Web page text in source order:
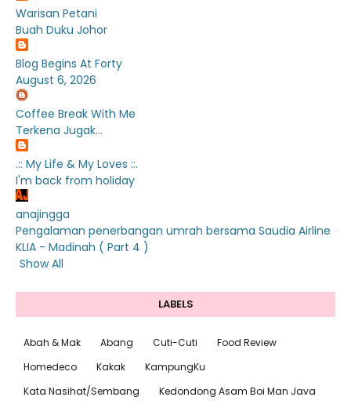
Warisan Petani
Buah Duku Johor
Blog Begins At Forty
August 6, 2026
Coffee Break With Me
Terkena Jugak...
.:: My Life & My Loves ::.
I'm back from holiday
anajingga
Pengalaman penerbangan umrah bersama Saudia Airline
KLIA - Madinah ( Part 4 )
Show All
LABELS
Abah & Mak Abang Cuti-Cuti
Food Review
Homedeco
Kakak
KampungKu
Kata Nasihat/Sembang
Kedondong Asam Boi Man Java